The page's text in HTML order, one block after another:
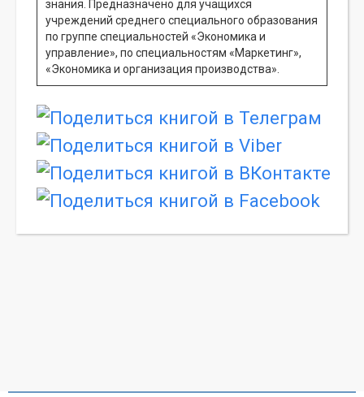
знания. Предназначено для учащихся
учреждений среднего специального образования
по группе специальностей «Экономика и
управление», по специальностям «Маркетинг»,
«Экономика и организация производства».